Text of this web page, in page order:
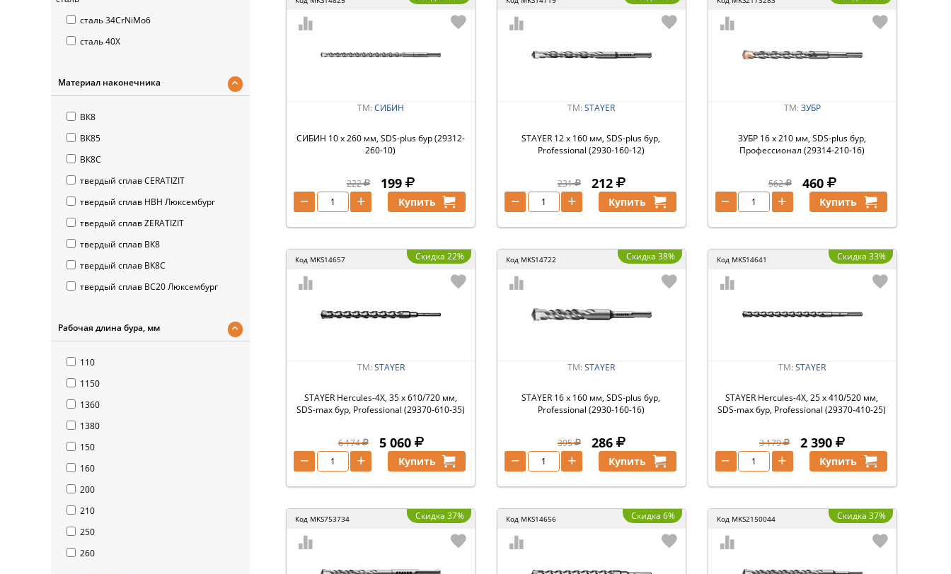
сталь 34CrNiMo6
сталь 40Х
Материал наконечника
ВК8
ВК85
ВК8С
твердый сплав CERATIZIT
твердый сплав HBH Люксембург
твердый сплав ZERATIZIT
твердый сплав ВК8
твердый сплав ВК8С
твердый сплав ВС20 Люксембург
Рабочая длина бура, мм
110
1150
1360
1380
150
160
200
210
250
260
ТМ:СИБИН
СИБИН 10 х 260 мм, SDS-plus бур (29312-
260-10)
222 199
+
− Купить
ТМ:STAYER
STAYER 12 x 160 мм, SDS-plus бур,
Professional (2930-160-12)
231 212
+
− Купить
ТМ: ЗУБР
ЗУБР 16 x 210 мм, SDS-plus бур,
Профессионал (29314-210-16)
562 460
+
− Купить
Код MKS14657 Скидка 22%
ТМ: STAYER
STAYER Hercules-4Х, 35 x 610/720 мм,
SDS-max бур, Professional (29370-610-35)
6 174 5 060
+
− Купить
Код MKS14722 Скидка 38%
ТМ:STAYER
STAYER 16 x 160 мм, SDS-plus бур,
Professional (2930-160-16)
395 286
+
− Купить
Код MKS14641 Скидка 33%
ТМ:STAYER
STAYER Hercules-4Х, 25 x 410/520 мм,
SDS-max бур, Professional (29370-410-25)
3 179 2 390
+
− Купить
Код MKS753734 Скидка 37% Код MKS14656 Скидка 6% Код MKS2150044 Скидка 37%